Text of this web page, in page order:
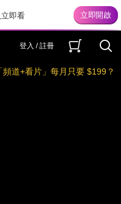
即看
登入 / 註冊
「頻道+看片」每月只要 $199？